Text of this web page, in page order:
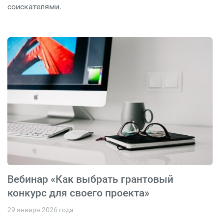
соискателями.
Вебинар «Как выбрать грантовый
конкурс для своего проекта»
29 января 2026 года